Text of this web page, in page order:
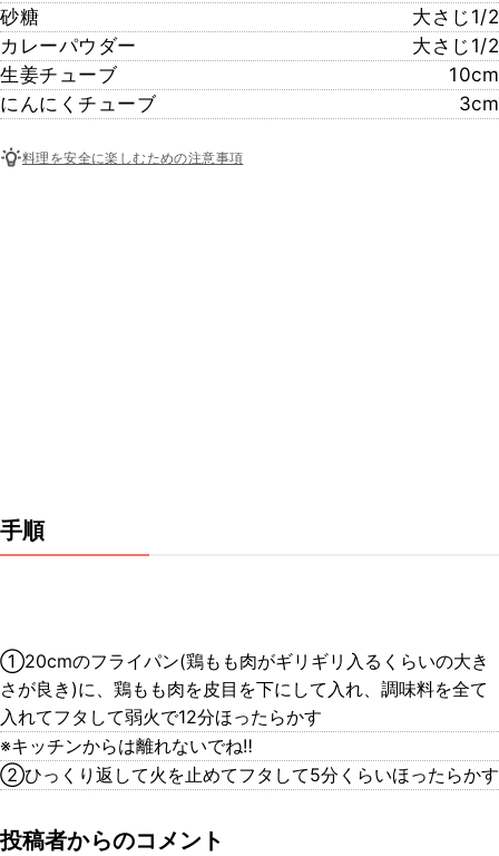
砂糖
大さじ1/2
カレーパウダー
大さじ1/2
生姜チューブ
10cm
にんにくチューブ
3cm
料理を安全に楽しむための注意事項
手順
①20cmのフライパン(鶏もも肉がギリギリ入るくらいの大き
さが良き)に、鶏もも肉を皮目を下にして入れ、調味料を全て
入れてフタして弱火で12分ほったらかす
※キッチンからは離れないでね‼️
②ひっくり返して火を止めてフタして5分くらいほったらかす
投稿者からのコメント